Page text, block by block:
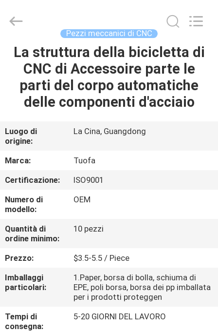
CASA.
PRODOTTI
DI
NOI
VISITA
ALLA
FABBRICA
CONTROLLO
DELLA
QUALITÀ
CONTATTACI
Technology
Rights
Pezzi meccanici di CNC
La struttura della bicicletta di
CNC di Accessoire parte le
parti del corpo automatiche
delle componenti d'acciaio
Luogo di
origine:
La Cina, Guangdong
Marca:
Tuofa
Certificazione:
ISO9001
Numero di
modello:
OEM
Quantità di
ordine minimo:
10 pezzi
Prezzo:
$3.5-5.5 / Piece
Imballaggi
particolari:
1.Paper, borsa di bolla, schiuma di
EPE, poli borsa, borsa dei pp imballata
per i prodotti proteggen
Tempi di
consegna:
5-20 GIORNI DEL LAVORO